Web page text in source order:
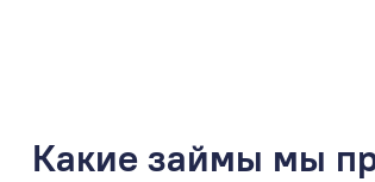
Какие займы мы